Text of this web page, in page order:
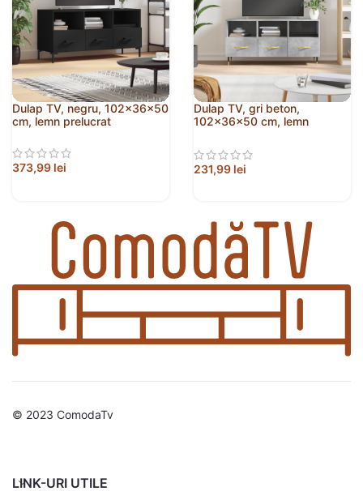
Dulap TV, negru, 102x36x50
cm, lemn prelucrat
373,99 lei
Dulap TV, gri beton,
102x36x50 cm, lemn
231,99 lei
© 2023 ComodaTv
LINK-URI UTILE